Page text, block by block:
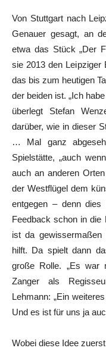
Von Stuttgart nach
Genauer gesagt, an
etwa das Stück „Der
sie 2013 den Leipziger
das bis zum heutigen
der beiden ist. „Ich
überlegt Stefan
darüber, wie in dieser
… Mal ganz
Spielstätte, „auch
auch an anderen
der Westflügel dem
entgegen – denn
Feedback schon in die
ist da
hilft. Da spielt dann
große Rolle. „Es war
Zanger als
Lehmann: „Ein
Und es ist für uns ja
Wobei diese Idee